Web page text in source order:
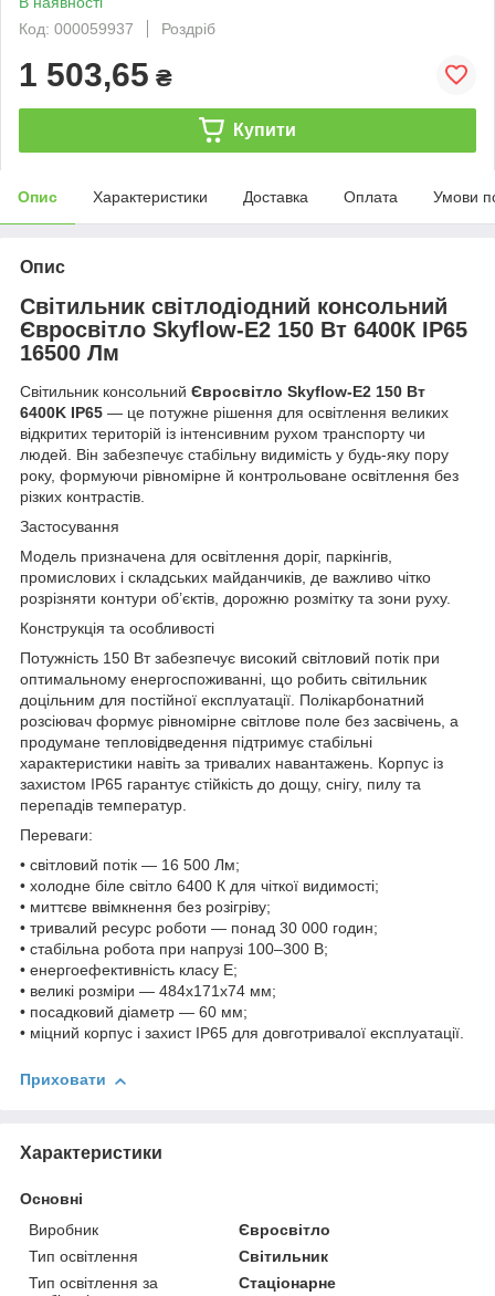
Код: 000059937
Роздріб
1 503,65 ₴
Купити
Опис Характеристики Доставка Оплата Умови
Опис
Світильник світлодіодний консольний
Євросвітло Skyflow-E2 150 Вт 6400К IP65
16500 Лм
Світильник консольний Євросвітло Skyflow‑E2 150 Вт
6400K IP65 — це потужне рішення для освітлення великих
відкритих територій із інтенсивним рухом транспорту чи
людей. Він забезпечує стабільну видимість у будь‑яку пору
року, формуючи рівномірне й контрольоване освітлення без
різких контрастів.
Застосування
Модель призначена для освітлення доріг, паркінгів,
промислових і складських майданчиків, де важливо чітко
розрізняти контури об’єктів, дорожню розмітку та зони руху.
Конструкція та особливості
Потужність 150 Вт забезпечує високий світловий потік при
оптимальному енергоспоживанні, що робить світильник
доцільним для постійної експлуатації. Полікарбонатний
розсіювач формує рівномірне світлове поле без засвічень, а
продумане тепловідведення підтримує стабільні
характеристики навіть за тривалих навантажень. Корпус із
захистом IP65 гарантує стійкість до дощу, снігу, пилу та
перепадів температур.
Переваги:
• світловий потік — 16 500 Лм;
• холодне біле світло 6400 К для чіткої видимості;
• миттєве ввімкнення без розігріву;
• тривалий ресурс роботи — понад 30 000 годин;
• стабільна робота при напрузі 100–300 В;
• енергоефективність класу E;
• великі розміри — 484х171х74 мм;
• посадковий діаметр — 60 мм;
• міцний корпус і захист IP65 для довготривалої експлуатації.
Приховати
Характеристики
Основні
Виробник
Євросвітло
Тип освітлення
Світильник
Тип освітлення за
Стаціонарне